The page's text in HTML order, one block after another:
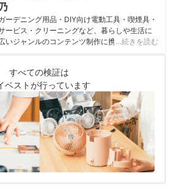
ーデニング用品・DIY向け電動工具・喫煙具・
ービス・クリーニングなど、暮らしや生活に
いジャンルのコンテンツ制作に携わる。「一
乃のプロフィール
…続きを読む
すべての検証は
ベストが行っています